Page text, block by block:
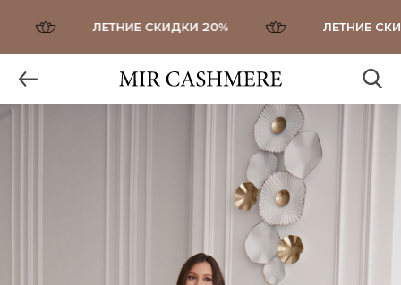
ЛЕТНИЕ СКИДКИ 20% ЛЕТНИЕ